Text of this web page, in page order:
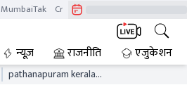
MumbaiTak CrimeTak
न्यूज़ राजनीति एजुकेशन
pathanapuram kerala